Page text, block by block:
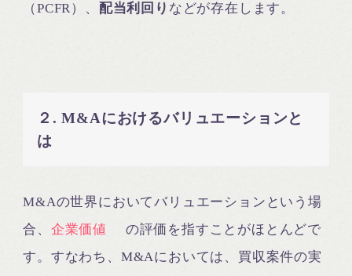
（PCFR）、 配当利回り などが存在します。
２. M&Aにおけるバリュエーションと
は
M&Aの世界においてバリュエーションという場
合、 企業価値
の評価を指すことがほとんどで
す。すなわち、M&Aにおいては、買収案件の実